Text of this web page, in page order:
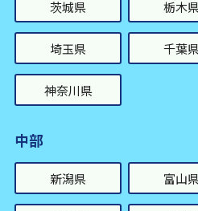
茨城県 栃木
埼玉県 千葉
神奈川県
中部
新潟県 富山